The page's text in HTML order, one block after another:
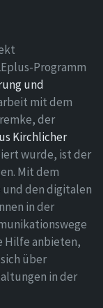
Programm
und
mit dem
der
Kirchlicher
wurde, ist der
Mit dem
und den digitalen
in der
Hilfe anbieten,
über
in der